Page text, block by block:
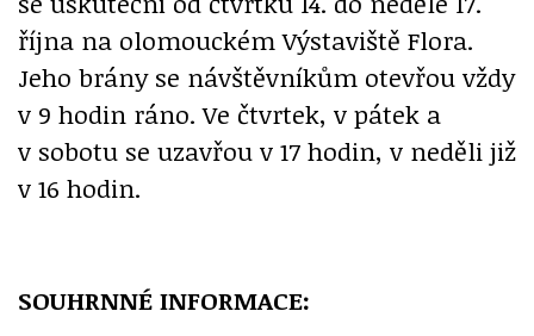
října na olomouckém Výstaviště Flora.
Jeho brány se návštěvníkům otevřou vždy
v 9 hodin ráno. Ve čtvrtek, v pátek a
v sobotu se uzavřou v 17 hodin, v neděli již
v 16 hodin.
SOUHRNNÉ INFORMACE: